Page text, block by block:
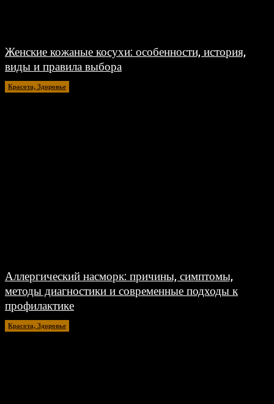
Женские кожаные косухи: особенности, история,
виды и правила выбора
Красота, Здоровье
Аллергический насморк: причины, симптомы,
методы диагностики и современные подходы к
профилактике
Красота, Здоровье